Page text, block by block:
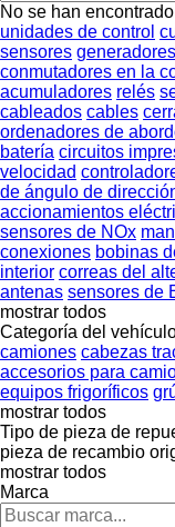
No se han
unidades de control
sensores generadores
conmutadores en la
acumuladores relés
cableados cables
ordenadores de
batería circuitos
velocidad
de ángulo de
accionamientos
sensores de NOx
conexiones bobinas
interior correas del
antenas sensores de
mostrar todos
Categoría del
camiones cabezas
accesorios para
equipos frigoríficos
mostrar todos
Tipo de pieza de
pieza de recambio
mostrar todos
Marca